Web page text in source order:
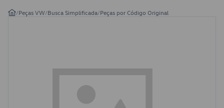
/Peças VW/Busca Simplificada/Peças por Código Original